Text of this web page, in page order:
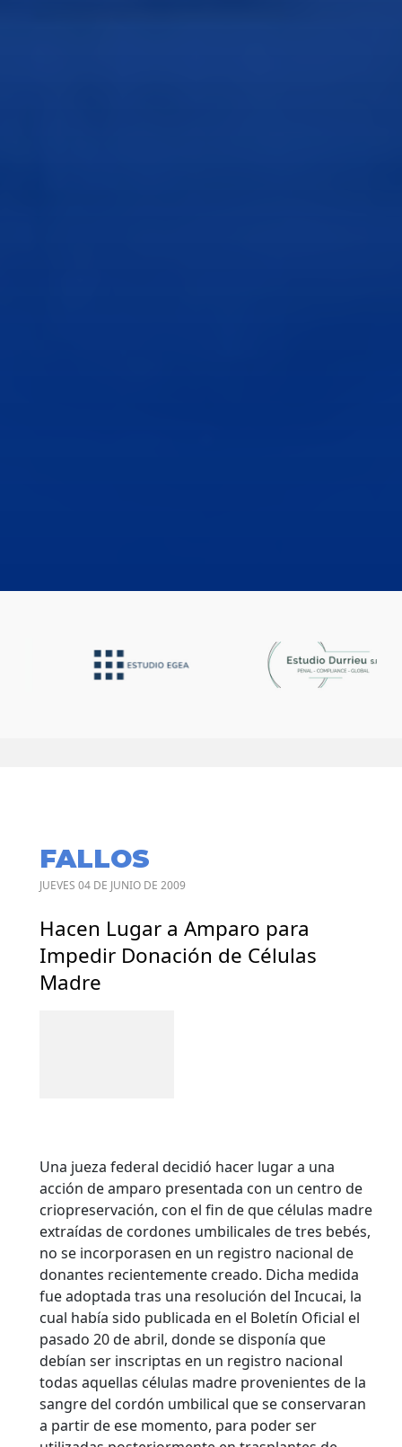
FALLOS
JUEVES 04 DE JUNIO DE 2009
Hacen Lugar a Amparo para
Impedir Donación de Células
Madre
Una jueza federal decidió hacer lugar a una
acción de amparo presentada con un centro de
criopreservación, con el fin de que células madre
extraídas de cordones umbilicales de tres bebés,
no se incorporasen en un registro nacional de
donantes recientemente creado. Dicha medida
fue adoptada tras una resolución del Incucai, la
cual había sido publicada en el Boletín Oficial el
pasado 20 de abril, donde se disponía que
debían ser inscriptas en un registro nacional
todas aquellas células madre provenientes de la
sangre del cordón umbilical que se conservaran
a partir de ese momento, para poder ser